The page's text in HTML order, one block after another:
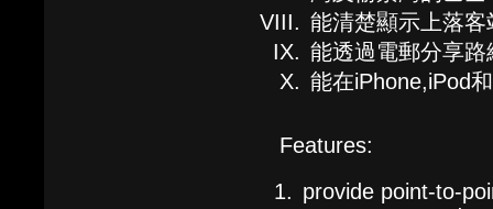
能清楚顯示上落
能透過電郵分享
能在iPhone,iPod
Features:
provide point-to-